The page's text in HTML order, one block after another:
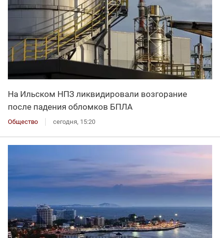
На Ильском НПЗ ликвидировали возгорание
после падения обломков БПЛА
Общество сегодня, 15:20